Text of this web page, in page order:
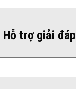
Hỗ trợ giải đáp